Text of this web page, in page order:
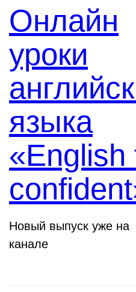
Онлайн
уроки
языка
«English
Новый выпуск уже на
канале